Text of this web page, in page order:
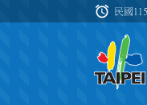
:::
alarm 民國